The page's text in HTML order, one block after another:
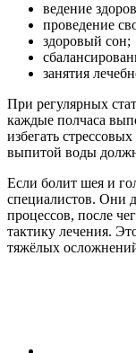
ведение
проведение
здоровый сон;
занятия
При регулярных
каждые полчаса
избегать
выпитой воды
Если болит шея и
специалистов. Они
процессов, после
тактику лечения.
тяжёлых